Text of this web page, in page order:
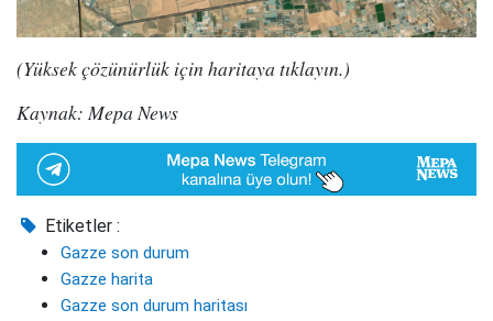
(Yüksek çözünürlük için haritaya tıklayın.)
Kaynak: Mepa News
Etiketler :
Gazze son durum
Gazze harita
Gazze son durum haritası